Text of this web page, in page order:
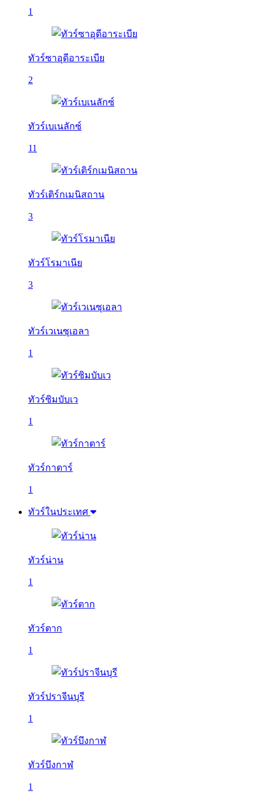
1
ทัวร์ซาอุดีอาระเบีย
2
ทัวร์เบเนลักซ์
11
ทัวร์เติร์กเมนิสถาน
3
ทัวร์โรมาเนีย
3
ทัวร์เวเนซุเอลา
1
ทัวร์ซิมบับเว
1
ทัวร์กาตาร์
1
ทัวร์ในประเทศ
ทัวร์น่าน
1
ทัวร์ตาก
1
ทัวร์ปราจีนบุรี
1
ทัวร์บึงกาฬ
1